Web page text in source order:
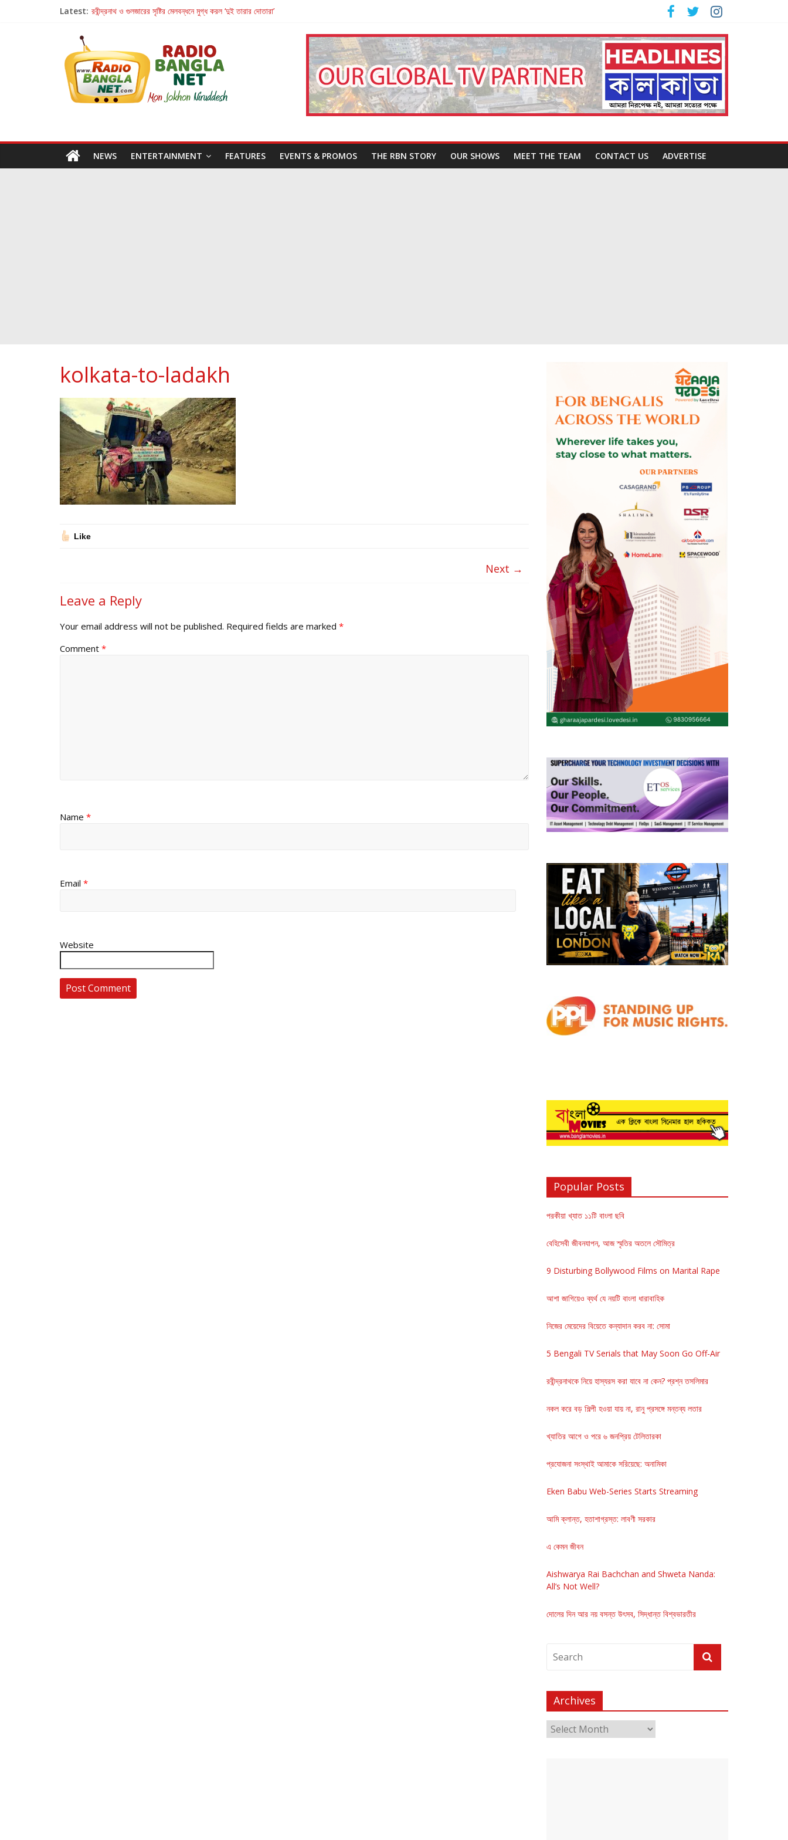
Latest: রবীন্দ্রনাথ ও গুলজারের সৃষ্টির মেলবন্ধনে মুগ্ধ করল ‘দুই তারার দোতারা’
Retribution: A Thought-Provoking Short Film That Challenges Our Understanding of Justice
হাওয়া বদলের টলিউডে ‘তুমি এলে তাই’
NEWS ENTERTAINMENT FEATURES EVENTS & PROMOS THE RBN STORY OUR SHOWS MEET THE TEAM CONTACT US ADVERTISE
kolkata-to-ladakh
Like
Next →
Leave a Reply
Your email address will not be published. Required fields are marked *
Comment *
Name *
Email *
Website
Popular Posts
পরকীয়া খ্যাত ১১টি বাংলা ছবি
বেহিসেবী জীবনযাপন, আজ স্মৃতির অতলে সৌমিত্র
9 Disturbing Bollywood Films on Marital Rape
আশা জাগিয়েও ব্যর্থ যে নয়টি বাংলা ধারাবাহিক
নিজের মেয়েদের বিয়েতে কন্যাদান করব না: সোমা
5 Bengali TV Serials that May Soon Go Off-Air
রবীন্দ্রনাথকে নিয়ে হাস্যরস করা যাবে না কেন? প্রশ্ন তসলিমার
নকল করে বড় শিল্পী হওয়া যায় না, রানু প্রসঙ্গে মন্তব্য লতার
খ্যাতির আগে ও পরে ৬ জনপ্রিয় টেলিতারকা
প্রযোজনা সংস্থাই আমাকে সরিয়েছে: অনামিকা
Eken Babu Web-Series Starts Streaming
আমি ক্লান্ত, হতাশাগ্রস্ত: লাবণী সরকার
এ কেমন জীবন
Aishwarya Rai Bachchan and Shweta Nanda:
All’s Not Well?
দোলের দিন আর নয় বসন্ত উৎসব, সিদ্ধান্ত বিশ্বভারতীর
Archives